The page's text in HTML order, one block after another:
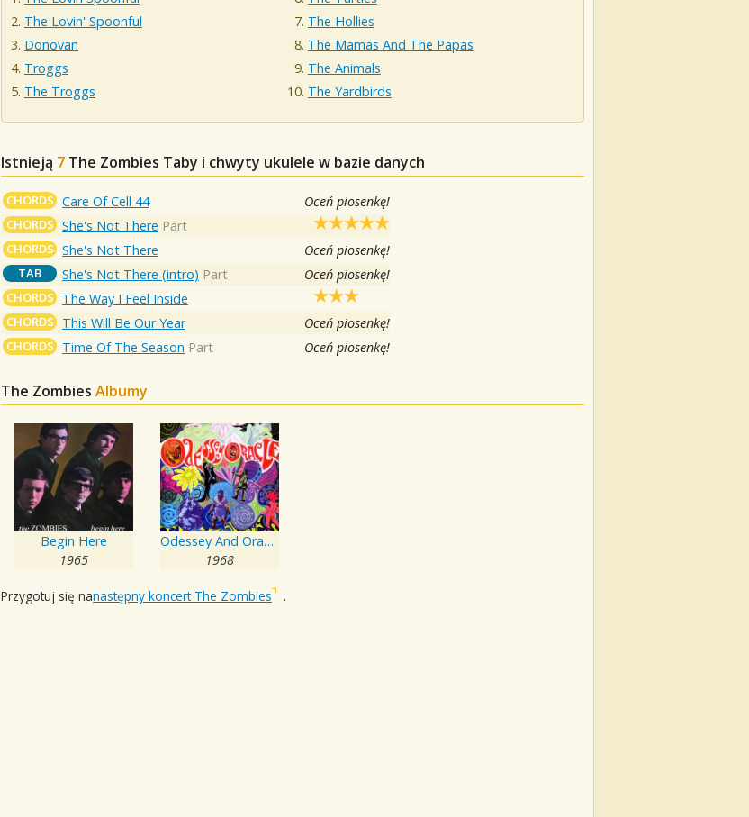
The Lovin' Spoonful
Donovan
Troggs
The Troggs
The Hollies
The Mamas And The Papas
The Animals
The Yardbirds
Istnieją 7 The Zombies Taby i chwyty ukulele w bazie danych
CHORDS Care Of Cell 44 Oceń piosenkę!
CHORDS She's Not There Part
CHORDS She's Not There Oceń piosenkę!
TAB She's Not There (intro) Part Oceń piosenkę!
CHORDS The Way I Feel Inside
CHORDS This Will Be Our Year Oceń piosenkę!
CHORDS Time Of The Season Part Oceń piosenkę!
The Zombies Albumy
Begin Here
1965
Odessey And Oracle
1968
Przygotuj się nanastępny koncert The Zombies .